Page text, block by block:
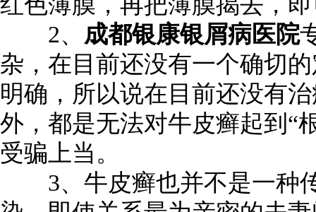
2、 成都银康银屑病医院
杂，在目前还没有一个确切
明确，所以说在目前还没有
外，都是无法对牛皮癣起到“
受骗上当。
3、牛皮癣也并不是一种